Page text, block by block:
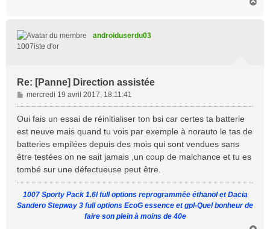
androiduserdu03
1007iste d'or
Re: [Panne] Direction assistée
M
e
s
g
e
mercredi 19 avril 2017, 18:11:41
Oui fais un essai de réinitialiser ton bsi car certes ta batterie
est neuve mais quand tu vois par exemple à norauto le tas de
batteries empilées depuis des mois qui sont vendues sans
être testées on ne sait jamais ,un coup de malchance et tu es
tombé sur une défectueuse peut être.
1007 Sporty Pack 1.6l full options reprogrammée éthanol et Dacia
Sandero Stepway 3 full options EcoG essence et gpl-Quel bonheur de
faire son plein à moins de 40e